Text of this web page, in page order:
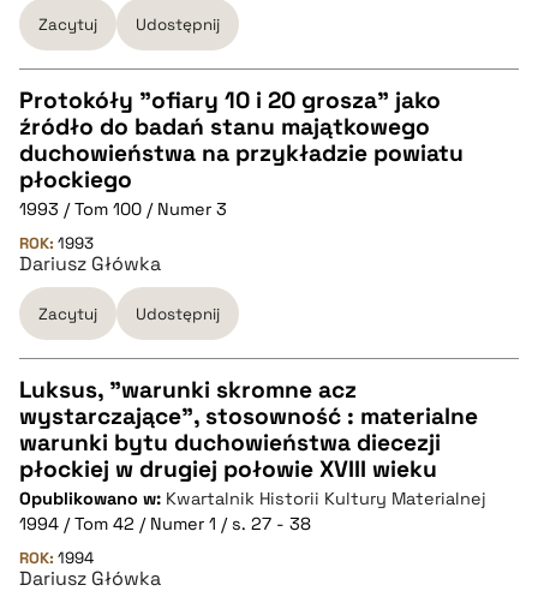
Zacytuj Udostępnij
CZYSTY TEKST
pobierz cytat
BIBTEX
pobierz cytat
Protokóły "ofiary 10 i 20 grosza" jako
źródło do badań stanu majątkowego
duchowieństwa na przykładzie powiatu
płockiego
1993 / Tom 100 / Numer 3
ROK: 1993
Dariusz Główka
Zacytuj Udostępnij
CZYSTY TEKST
pobierz cytat
BIBTEX
Luksus, "warunki skromne acz
wystarczające", stosowność : materialne
warunki bytu duchowieństwa diecezji
płockiej w drugiej połowie XVIII wieku
Opublikowano w: Kwartalnik Historii Kultury Materialnej
1994 / Tom 42 / Numer 1 / s. 27 - 38
ROK: 1994
Dariusz Główka